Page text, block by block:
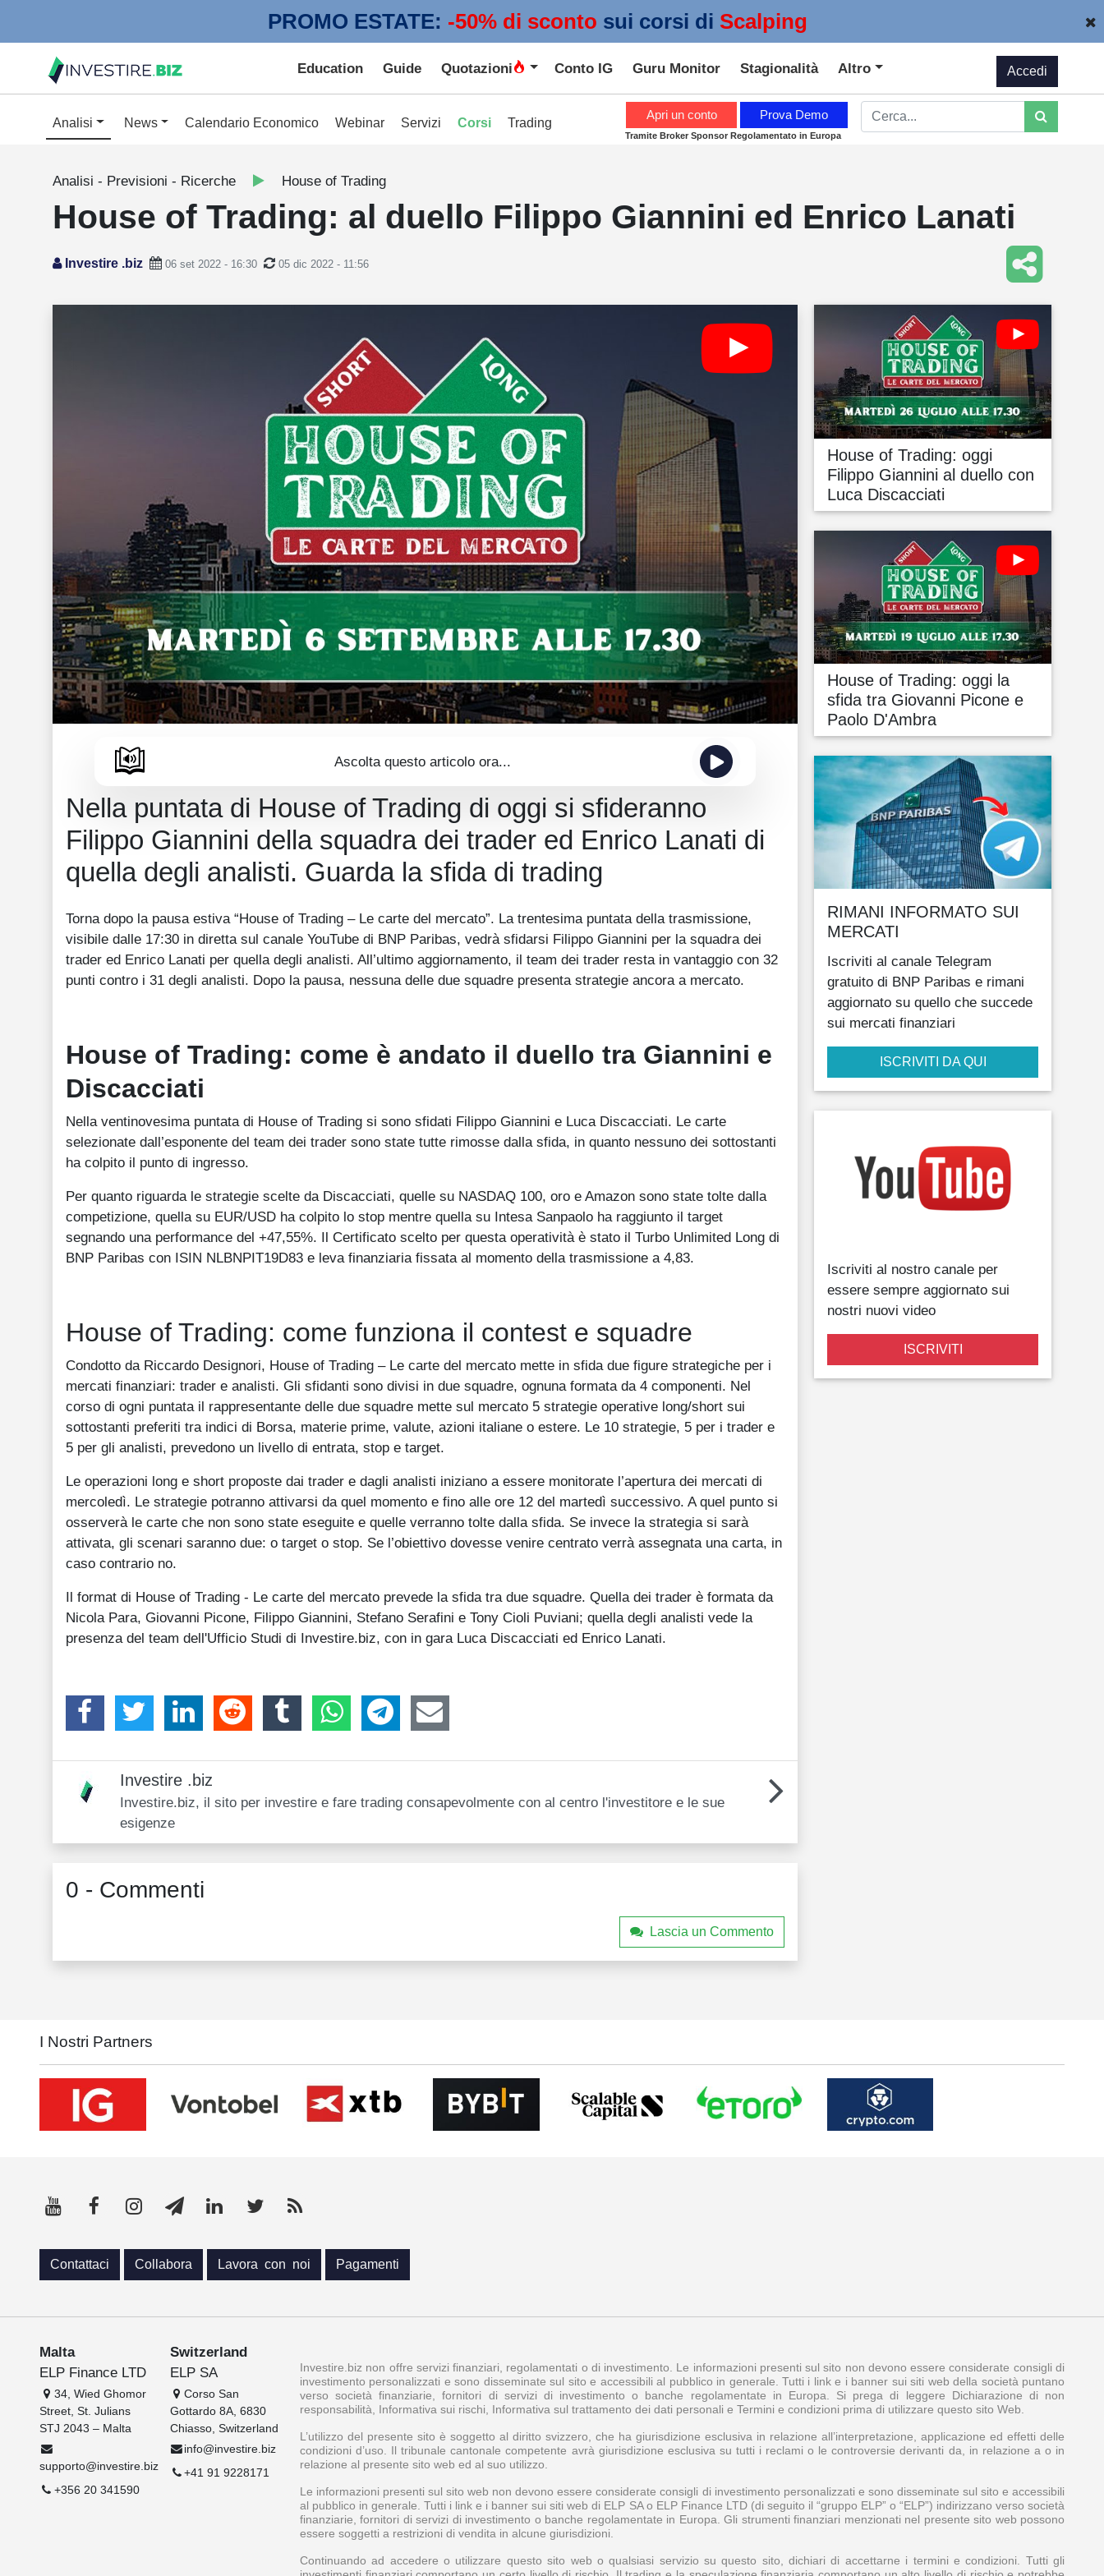
PROMO ESTATE: -50% di sconto sui corsi di Scalping
Education Guide Quotazioni Conto IG Guru Monitor Stagionalità Altro Accedi
Analisi News Calendario Economico Webinar Servizi Corsi Trading
Apri un conto Prova Demo
Tramite Broker Sponsor Regolamentato in Europa
Analisi - Previsioni - Ricerche House of Trading
House of Trading: al duello Filippo Giannini ed Enrico Lanati
Investire .biz 06 set 2022 - 16:30 05 dic 2022 - 11:56
Ascolta questo articolo ora...
Nella puntata di House of Trading di oggi si sfideranno
Filippo Giannini della squadra dei trader ed Enrico Lanati di
quella degli analisti. Guarda la sfida di trading
Torna dopo la pausa estiva “House of Trading – Le carte del mercato”. La trentesima puntata della trasmissione,
visibile dalle 17:30 in diretta sul canale YouTube di BNP Paribas, vedrà sfidarsi Filippo Giannini per la squadra dei
trader ed Enrico Lanati per quella degli analisti. All’ultimo aggiornamento, il team dei trader resta in vantaggio con 32
punti contro i 31 degli analisti. Dopo la pausa, nessuna delle due squadre presenta strategie ancora a mercato.
House of Trading: come è andato il duello tra Giannini e
Discacciati
Nella ventinovesima puntata di House of Trading si sono sfidati Filippo Giannini e Luca Discacciati. Le carte
selezionate dall’esponente del team dei trader sono state tutte rimosse dalla sfida, in quanto nessuno dei sottostanti
ha colpito il punto di ingresso.
Per quanto riguarda le strategie scelte da Discacciati, quelle su NASDAQ 100, oro e Amazon sono state tolte dalla
competizione, quella su EUR/USD ha colpito lo stop mentre quella su Intesa Sanpaolo ha raggiunto il target
segnando una performance del +47,55%. Il Certificato scelto per questa operatività è stato il Turbo Unlimited Long di
BNP Paribas con ISIN NLBNPIT19D83 e leva finanziaria fissata al momento della trasmissione a 4,83.
House of Trading: come funziona il contest e squadre
Condotto da Riccardo Designori, House of Trading – Le carte del mercato mette in sfida due figure strategiche per i
mercati finanziari: trader e analisti. Gli sfidanti sono divisi in due squadre, ognuna formata da 4 componenti. Nel
corso di ogni puntata il rappresentante delle due squadre mette sul mercato 5 strategie operative long/short sui
sottostanti preferiti tra indici di Borsa, materie prime, valute, azioni italiane o estere. Le 10 strategie, 5 per i trader e
5 per gli analisti, prevedono un livello di entrata, stop e target.
Le operazioni long e short proposte dai trader e dagli analisti iniziano a essere monitorate l’apertura dei mercati di
mercoledì. Le strategie potranno attivarsi da quel momento e fino alle ore 12 del martedì successivo. A quel punto si
osserverà le carte che non sono state eseguite e quelle verranno tolte dalla sfida. Se invece la strategia si sarà
attivata, gli scenari saranno due: o target o stop. Se l’obiettivo dovesse venire centrato verrà assegnata una carta, in
caso contrario no.
Il format di House of Trading - Le carte del mercato prevede la sfida tra due squadre. Quella dei trader è formata da
Nicola Para, Giovanni Picone, Filippo Giannini, Stefano Serafini e Tony Cioli Puviani; quella degli analisti vede la
presenza del team dell'Ufficio Studi di Investire.biz, con in gara Luca Discacciati ed Enrico Lanati.
Investire .biz
Investire.biz, il sito per investire e fare trading consapevolmente con al centro l'investitore e le sue
esigenze
0 - Commenti
Lascia un Commento
House of Trading: oggi
Filippo Giannini al duello con
Luca Discacciati
House of Trading: oggi la
sfida tra Giovanni Picone e
Paolo D'Ambra
RIMANI INFORMATO SUI
MERCATI
Iscriviti al canale Telegram
gratuito di BNP Paribas e rimani
aggiornato su quello che succede
sui mercati finanziari
ISCRIVITI DA QUI
Iscriviti al nostro canale per
essere sempre aggiornato sui
nostri nuovi video
ISCRIVITI
I Nostri Partners
Contattaci Collabora Lavora con noi Pagamenti
Malta
ELP Finance LTD
34, Wied Ghomor
Street, St. Julians
STJ 2043 – Malta
supporto@investire.biz
+356 20 341590
Switzerland
ELP SA
Corso San
Gottardo 8A, 6830
Chiasso, Switzerland
info@investire.biz
+41 91 9228171
Investire.biz non offre servizi finanziari, regolamentati o di investimento. Le informazioni presenti sul sito non devono essere considerate consigli di
investimento personalizzati e sono disseminate sul sito e accessibili al pubblico in generale. Tutti i link e i banner sui siti web della società puntano
verso società finanziarie, fornitori di servizi di investimento o banche regolamentate in Europa. Si prega di leggere Dichiarazione di non
responsabilità, Informativa sui rischi, Informativa sul trattamento dei dati personali e Termini e condizioni prima di utilizzare questo sito Web.
L’utilizzo del presente sito è soggetto al diritto svizzero, che ha giurisdizione esclusiva in relazione all’interpretazione, applicazione ed effetti delle
condizioni d’uso. Il tribunale cantonale competente avrà giurisdizione esclusiva su tutti i reclami o le controversie derivanti da, in relazione a o in
relazione al presente sito web ed al suo utilizzo.
Le informazioni presenti sul sito web non devono essere considerate consigli di investimento personalizzati e sono disseminate sul sito e accessibili
al pubblico in generale. Tutti i link e i banner sui siti web di ELP SA o ELP Finance LTD (di seguito il “gruppo ELP” o “ELP”) indirizzano verso società
finanziarie, fornitori di servizi di investimento o banche regolamentate in Europa. Gli strumenti finanziari menzionati nel presente sito web possono
essere soggetti a restrizioni di vendita in alcune giurisdizioni.
Continuando ad accedere o utilizzare questo sito web o qualsiasi servizio su questo sito, dichiari di accettarne i termini e condizioni. Tutti gli